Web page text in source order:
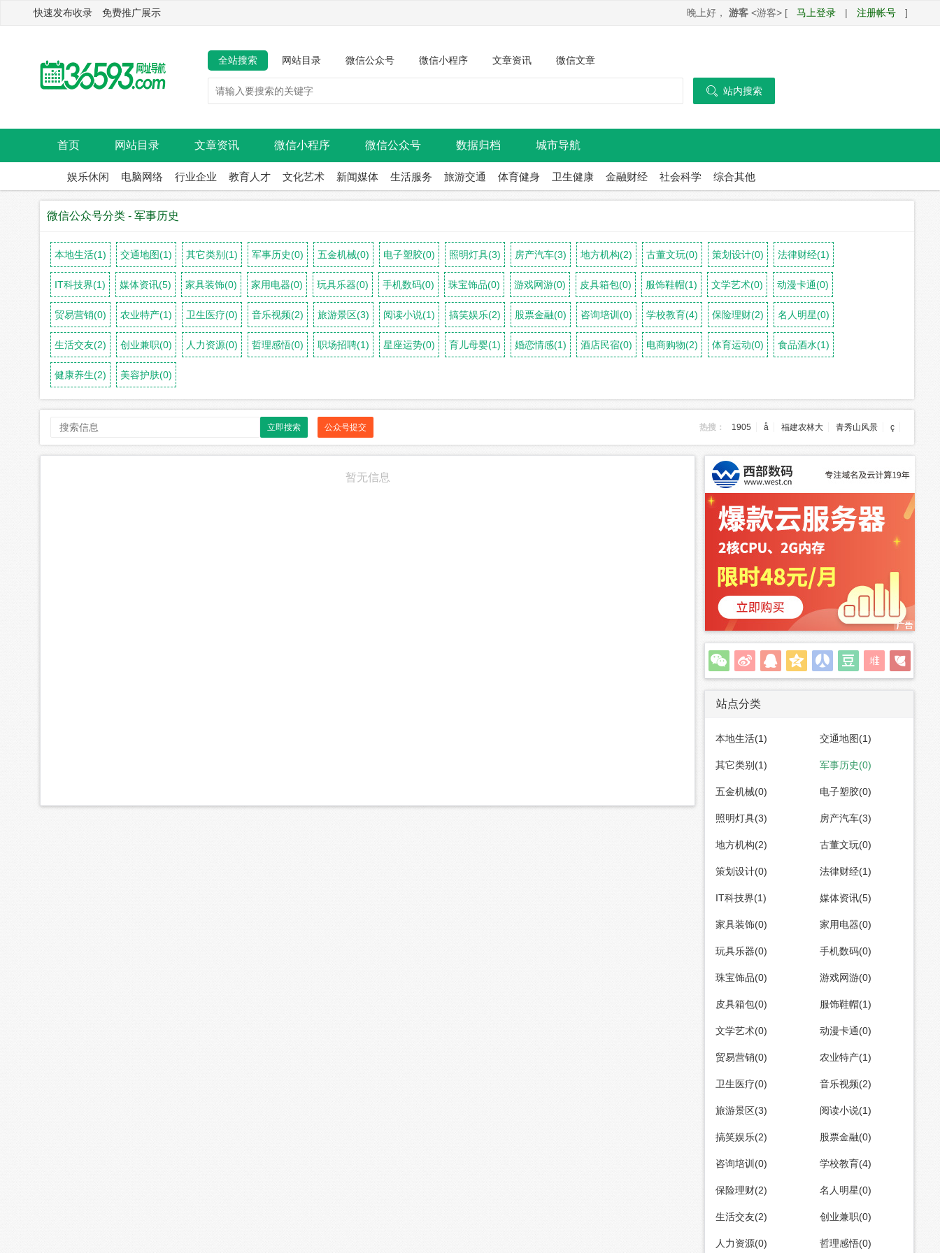
快速发布收录 免费推广展示 晚上好， 游客 <游客> [ 马上登录 | 注册帐号 ]
全站搜索 网站目录 微信公众号 微信小程序 文章资讯 微信文章
 站内搜索
首页 网站目录 文章资讯 微信小程序 微信公众号 数据归档 城市导航
娱乐休闲 电脑网络 行业企业 教育人才 文化艺术 新闻媒体 生活服务 旅游交通 体育健身 卫生健康 金融财经 社会科学 综合其他
微信公众号分类 - 军事历史
本地生活(1) 交通地图(1) 其它类别(1) 军事历史(0) 五金机械(0) 电子塑胶(0) 照明灯具(3) 房产汽车(3) 地方机构(2) 古董文玩(0) 策划设计(0) 法律财经(1)
IT科技界(1) 媒体资讯(5) 家具装饰(0) 家用电器(0) 玩具乐器(0) 手机数码(0) 珠宝饰品(0) 游戏网游(0) 皮具箱包(0) 服饰鞋帽(1) 文学艺术(0) 动漫卡通(0)
贸易营销(0) 农业特产(1) 卫生医疗(0) 音乐视频(2) 旅游景区(3) 阅读小说(1) 搞笑娱乐(2) 股票金融(0) 咨询培训(0) 学校教育(4) 保险理财(2) 名人明星(0)
生活交友(2) 创业兼职(0) 人力资源(0) 哲理感悟(0) 职场招聘(1) 星座运势(0) 育儿母婴(1) 婚恋情感(1) 酒店民宿(0) 电商购物(2) 体育运动(0) 食品酒水(1)
健康养生(2) 美容护肤(0)
立即搜索 公众号提交 热搜： 1905 å 福建农林大 青秀山风景 ç
暂无信息
站点分类
本地生活(1) 交通地图(1)
其它类别(1) 军事历史(0)
五金机械(0) 电子塑胶(0)
照明灯具(3) 房产汽车(3)
地方机构(2) 古董文玩(0)
策划设计(0) 法律财经(1)
IT科技界(1) 媒体资讯(5)
家具装饰(0) 家用电器(0)
玩具乐器(0) 手机数码(0)
珠宝饰品(0) 游戏网游(0)
皮具箱包(0) 服饰鞋帽(1)
文学艺术(0) 动漫卡通(0)
贸易营销(0) 农业特产(1)
卫生医疗(0) 音乐视频(2)
旅游景区(3) 阅读小说(1)
搞笑娱乐(2) 股票金融(0)
咨询培训(0) 学校教育(4)
保险理财(2) 名人明星(0)
生活交友(2) 创业兼职(0)
人力资源(0) 哲理感悟(0)